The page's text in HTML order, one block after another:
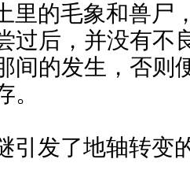
里的毛象和兽尸
过后，并没有不
间的发生，否则
。
引发了地轴转变